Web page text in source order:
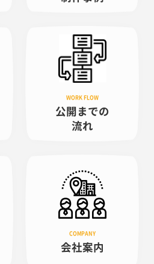
公開までの
流れ
会社案内